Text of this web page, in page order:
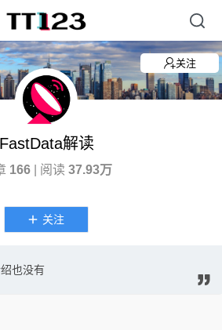
关注
FastData解读
166| 阅读 37.93万
关注
也没有